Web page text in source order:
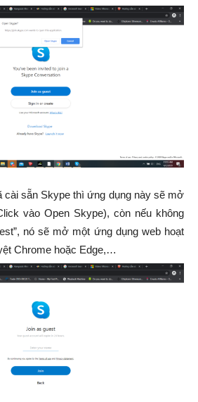
cài sẵn Skype thì ứng dụng này sẽ mở
vào Open Skype), còn nếu không
nó sẽ mở một ứng dụng web hoạt
Chrome hoặc Edge,…